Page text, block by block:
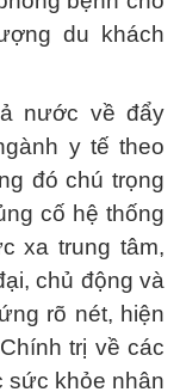
du khách
nước về đẩy
y tế theo
đó chú trọng
cố hệ thống
xa trung tâm,
chủ động và
rõ nét, hiện
trị về các
sức khỏe nhân